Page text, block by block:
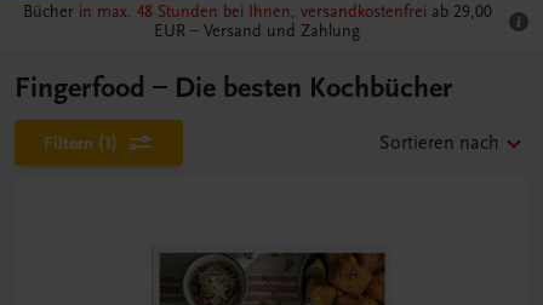
Bücher in max. 48 Stunden bei Ihnen, versandkostenfrei ab 29,00
EUR – Versand und Zahlung
Fingerfood – Die besten Kochbücher
Filtern (1) Sortieren nach